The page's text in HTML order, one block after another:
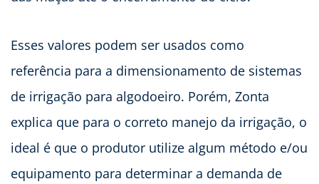
Esses valores podem ser usados como
referência para a dimensionamento de sistemas
de irrigação para algodoeiro. Porém, Zonta
explica que para o correto manejo da irrigação, o
ideal é que o produtor utilize algum método e/ou
equipamento para determinar a demanda de